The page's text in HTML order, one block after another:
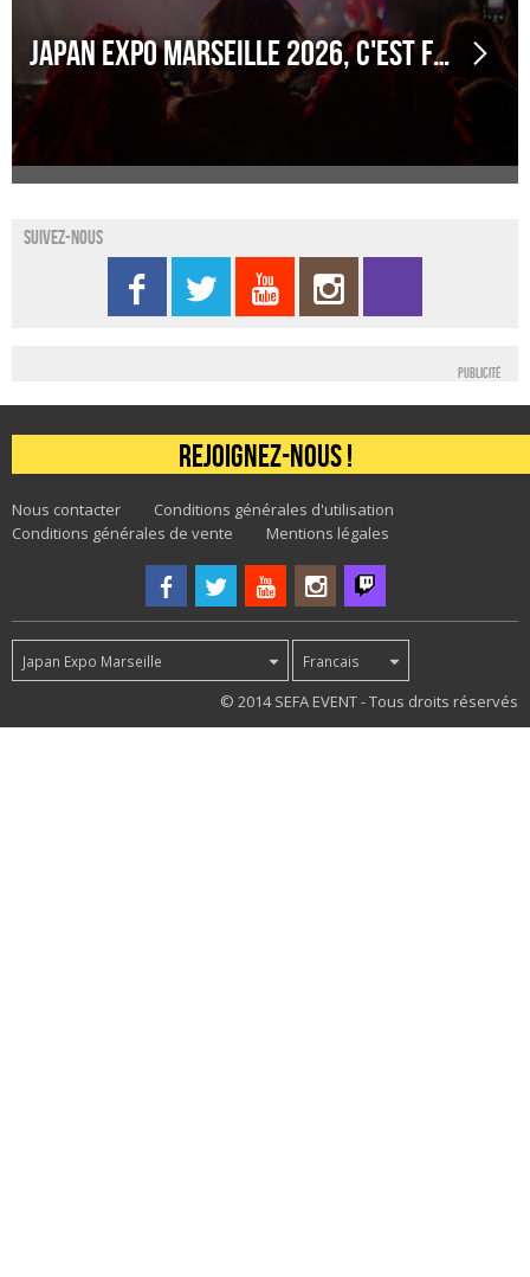
Japan Expo Marseille 2026, c'est fini !
Suivez-nous
Publicité
Rejoignez-nous !
Nous contacter
Conditions générales d'utilisation
Conditions générales de vente
Mentions légales
Japan Expo Marseille Francais
© 2014 SEFA EVENT - Tous droits réservés